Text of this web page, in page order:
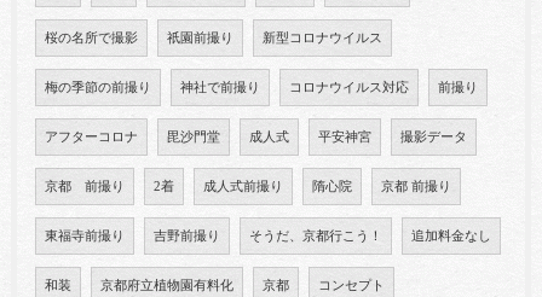
桜の名所で撮影 祇園前撮り 新型コロナウイルス
梅の季節の前撮り 神社で前撮り コロナウイルス対応 前撮り
アフターコロナ 毘沙門堂 成人式 平安神宮 撮影データ
京都 前撮り 2着 成人式前撮り 隋心院 京都 前撮り
東福寺前撮り 吉野前撮り そうだ、京都行こう！ 追加料金なし
和装 京都府立植物園有料化 京都 コンセプト